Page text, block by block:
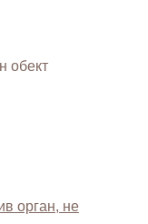
обект
орган, не